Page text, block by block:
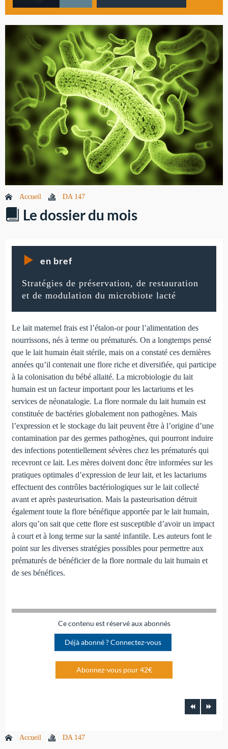
Accueil DA 147
Le dossier du mois
en bref
Stratégies de préservation, de restauration
et de modulation du microbiote lacté
Le lait maternel frais est l’étalon-or pour l’alimentation des
nourrissons, nés à terme ou prématurés. On a longtemps pensé
que le lait humain était stérile, mais on a constaté ces dernières
années qu’il contenait une flore riche et diversifiée, qui participe
à la colonisation du bébé allaité. La microbiologie du lait
humain est un facteur important pour les lactariums et les
services de néonatalogie. La flore normale du lait humain est
constituée de bactéries globalement non pathogènes. Mais
l’expression et le stockage du lait peuvent être à l’origine d’une
contamination par des germes pathogènes, qui pourront induire
des infections potentiellement sévères chez les prématurés qui
recevront ce lait. Les mères doivent donc être informées sur les
pratiques optimales d’expression de leur lait, et les lactariums
effectuent des contrôles bactériologiques sur le lait collecté
avant et après pasteurisation. Mais la pasteurisation détruit
également toute la flore bénéfique apportée par le lait humain,
alors qu’on sait que cette flore est susceptible d’avoir un impact
à court et à long terme sur la santé infantile. Les auteurs font le
point sur les diverses stratégies possibles pour permettre aux
prématurés de bénéficier de la flore normale du lait humain et
de ses bénéfices.
Ce contenu est réservé aux abonnés
Déjà abonné ? Connectez-vous
Abonnez-vous pour 42€
Accueil DA 147